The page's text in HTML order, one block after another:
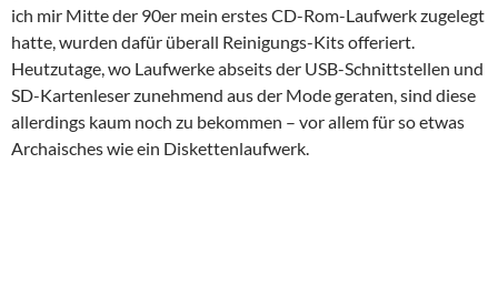
ich mir Mitte der 90er mein erstes CD-Rom-Laufwerk zugelegt
hatte, wurden dafür überall Reinigungs-Kits offeriert.
Heutzutage, wo Laufwerke abseits der USB-Schnittstellen und
SD-Kartenleser zunehmend aus der Mode geraten, sind diese
allerdings kaum noch zu bekommen – vor allem für so etwas
Archaisches wie ein Diskettenlaufwerk.